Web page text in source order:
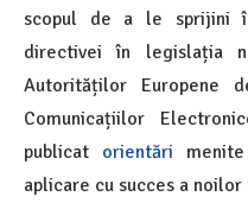
scopul de a le sprijini
directivei în legislația
Autorităților Europene
Comunicațiilor
publicat orientări
aplicare cu succes a noilor